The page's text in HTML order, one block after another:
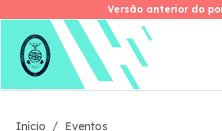
Skip
Versão anterior do
Versão anterior do
Início Eventos